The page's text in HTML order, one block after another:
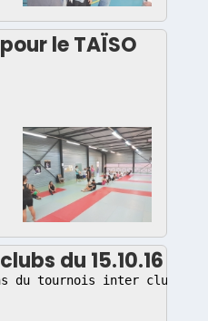
le TAÏSO
du 15.10.16
du tournois inter clubs du